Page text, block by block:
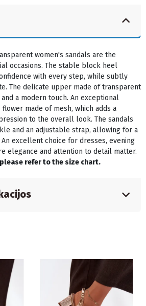
women's sandals are the
occasions. The stable block heel
with every step, while subtly
The delicate upper made of transparent
a modern touch. An exceptional
made of mesh, which adds a
to the overall look. The sandals
and an adjustable strap, allowing for a
excellent choice for dresses, evening
elegance and attention to detail matter.
refer to the size chart.